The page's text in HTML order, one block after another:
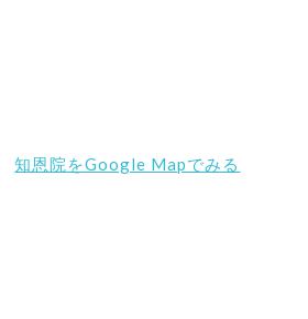
知恩院をGoogle Mapでみる